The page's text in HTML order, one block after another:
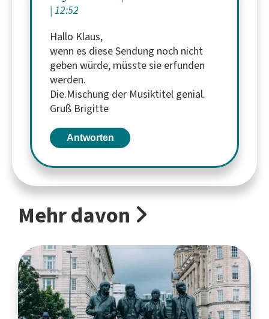
12:52
Hallo Klaus,
wenn es diese Sendung noch nicht
geben würde, müsste sie erfunden
werden.
Die.Mischung der Musiktitel genial.
Gruß Brigitte
Antworten
Mehr davon